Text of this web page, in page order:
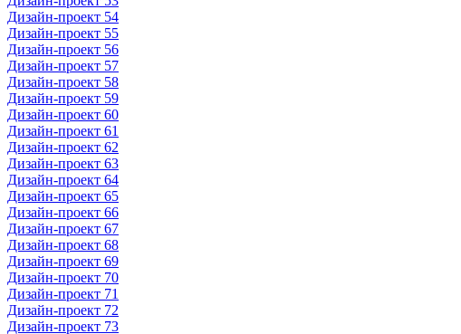
Дизайн-проект 54
Дизайн-проект 55
Дизайн-проект 56
Дизайн-проект 57
Дизайн-проект 58
Дизайн-проект 59
Дизайн-проект 60
Дизайн-проект 61
Дизайн-проект 62
Дизайн-проект 63
Дизайн-проект 64
Дизайн-проект 65
Дизайн-проект 66
Дизайн-проект 67
Дизайн-проект 68
Дизайн-проект 69
Дизайн-проект 70
Дизайн-проект 71
Дизайн-проект 72
Дизайн-проект 73